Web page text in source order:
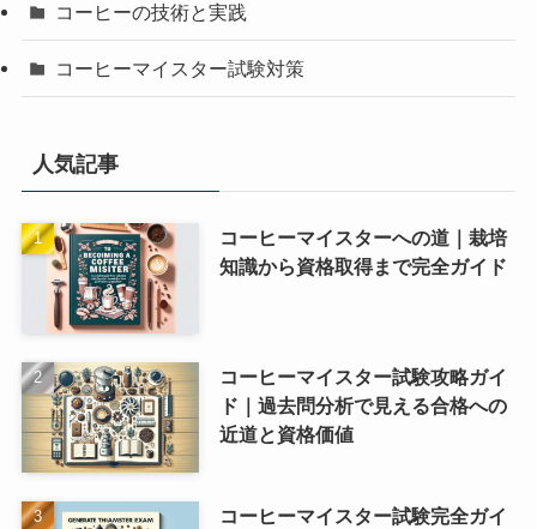
コーヒーの技術と実践
コーヒーマイスター試験対策
人気記事
コーヒーマイスターへの道｜栽培
知識から資格取得まで完全ガイド
コーヒーマイスター試験攻略ガイ
ド｜過去問分析で見える合格への
近道と資格価値
コーヒーマイスター試験完全ガイ